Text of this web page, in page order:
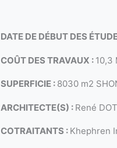
DATE DE DÉBUT DES
COÛT DES TRAVAUX : 10,3
SUPERFICIE : 8030 m2
ARCHITECTE(S) : René
COTRAITANTS : Khephren